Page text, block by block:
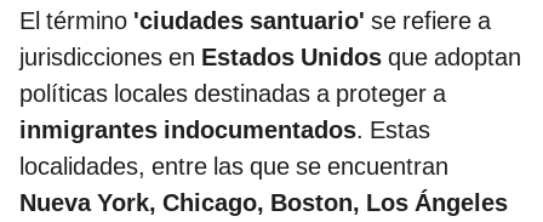
El término 'ciudades santuario' se refiere a
jurisdicciones en Estados Unidos que adoptan
políticas locales destinadas a proteger a
inmigrantes indocumentados. Estas
localidades, entre las que se encuentran
Nueva York, Chicago, Boston, Los Ángeles